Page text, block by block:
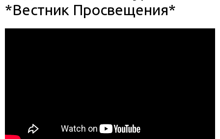
*Вестник Просвещения*